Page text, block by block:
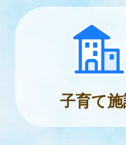
子育て